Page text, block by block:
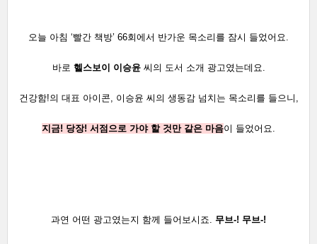
오늘 아침 ‘빨간 책방’ 66회에서 반가운 목소리를 잠시 들었어요.
바로 헬스보이 이승윤 씨의 도서 소개 광고였는데요.
건강함!의 대표 아이콘, 이승윤 씨의 생동감 넘치는 목소리를 들으니,
지금! 당장! 서점으로 가야 할 것만 같은 마음이 들었어요.
과연 어떤 광고였는지 함께 들어보시죠. 무브-! 무브-!